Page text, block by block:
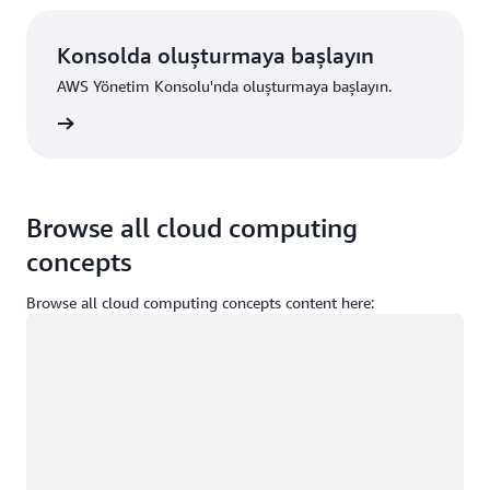
Konsolda oluşturmaya başlayın
AWS Yönetim Konsolu'nda oluşturmaya başlayın.
Browse all cloud computing
concepts
Browse all cloud computing concepts content here: